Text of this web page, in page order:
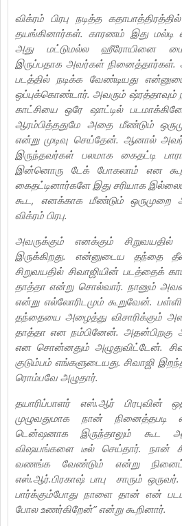
விக்ரம் பிரபு நடித்த
தயங்கினார்கள். காரணம் இது மல்டி
அது மட்டுமல்ல ஹீரோயினை
இருப்பதாக அவர்கள் நினைத்தார்கள்.
படத்தில் நடிக்க வேண்டியது
ஒப்புக்கொண்டார். அவரும் ஷ்ரத்தாவும்
காட்சியை ஒரே ஷாட்டில்
ஆரம்பித்ததுமே அதை மீண்டும்
என்று முடிவு செய்தேன். ஆனால் அவர்
இருந்தவர்கள் பலமாக கைதட்டி
இன்னொரு டேக் போகலாம் என
கைதட்டினார்களே இது சரியாக
கூட, எனக்காக மீண்டும் ஒருமுறை
விக்ரம் பிரபு.
அவருக்கும் எனக்கும்
இருக்கிறது. என்னுடைய தந்தை
சிறுவயதில் சிவாஜியின் படத்தைக்
தாத்தா என்று சொல்வார். நானும்
என்று எல்லோரிடமும் கூறுவேன்.
தந்தையை அழைத்து விசாரிக்கும்
தாத்தா என நம்பினேன்.
என சொன்னதும் அழுதுவிட்டேன்.
குடும்பம் எங்களுடையது. சிவாஜி
ரொம்பவே அழுதார்.
தயாரிப்பாளர் எஸ்.ஆர் பிரபுவின்
முழுவதுமாக நான் நினைத்தபடி
டென்ஷனாக இருந்தாலும் கூட
விஷயங்களை டீல் செய்தார். நான்
வணங்க வேண்டும் என்று
எஸ்.ஆர்.பிரகாஷ் பாபு சாரும்
பார்க்கும்போது நாளை தான் என்
போல உணர்கிறேன்” என்று கூறினார்.